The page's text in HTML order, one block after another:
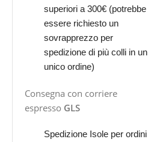
superiori a 300€ (potrebbe
essere richiesto un
sovrapprezzo per
spedizione di più colli in un
unico ordine)
Consegna con corriere
espresso GLS
Spedizione Isole per ordini